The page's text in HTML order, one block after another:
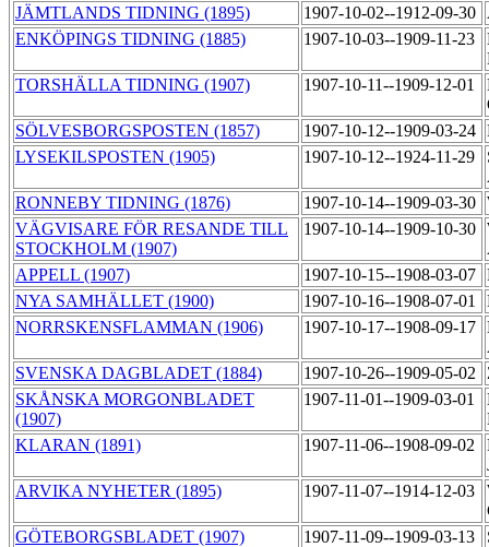
JÄMTLANDS TIDNING (1895)
1907-10-02--1912-09-30
ENKÖPINGS TIDNING (1885)
1907-10-03--1909-11-23
TORSHÄLLA TIDNING (1907)
1907-10-11--1909-12-01
SÖLVESBORGSPOSTEN (1857)
1907-10-12--1909-03-24
LYSEKILSPOSTEN (1905)
1907-10-12--1924-11-29
RONNEBY TIDNING (1876)
1907-10-14--1909-03-30
VÄGVISARE FÖR RESANDE TILL
STOCKHOLM (1907)
1907-10-14--1909-10-30
APPELL (1907)
1907-10-15--1908-03-07
NYA SAMHÄLLET (1900)
1907-10-16--1908-07-01
NORRSKENSFLAMMAN (1906)
1907-10-17--1908-09-17
SVENSKA DAGBLADET (1884)
1907-10-26--1909-05-02
SKÅNSKA MORGONBLADET
(1907)
1907-11-01--1909-03-01
KLARAN (1891)
1907-11-06--1908-09-02
ARVIKA NYHETER (1895)
1907-11-07--1914-12-03
GÖTEBORGSBLADET (1907)
1907-11-09--1909-03-13